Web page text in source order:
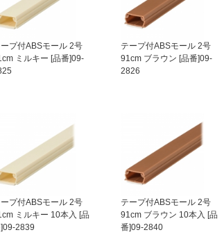
プ付ABSモール 2号
ミルキー [品番]09-
テープ付ABSモール 2号
91cm ブラウン [品番]09-
2826
プ付ABSモール 2号
ミルキー 10本入 [品
2839
テープ付ABSモール 2号
91cm ブラウン 10本入 [品
番]09-2840